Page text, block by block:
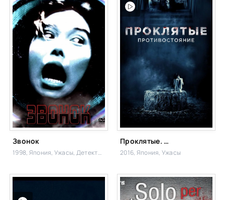
Звонок
1998, Япония, Ужасы, Детектив,
Проклятые. Противостояние
2016, Япония, Ужасы